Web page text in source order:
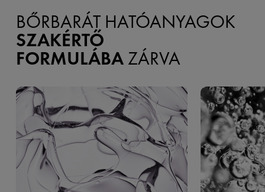
BŐRBARÁT HATÓANYAGOK
SZAKÉRTŐ
FORMULÁBAZÁRVA